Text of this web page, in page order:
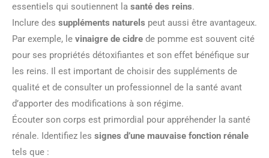
essentiels qui soutiennent la santé des reins.
Inclure des suppléments naturels peut aussi être avantageux.
Par exemple, le vinaigre de cidre de pomme est souvent cité
pour ses propriétés détoxifiantes et son effet bénéfique sur
les reins. Il est important de choisir des suppléments de
qualité et de consulter un professionnel de la santé avant
d’apporter des modifications à son régime.
Écouter son corps est primordial pour appréhender la santé
rénale. Identifiez les signes d’une mauvaise fonction rénale
tels que :